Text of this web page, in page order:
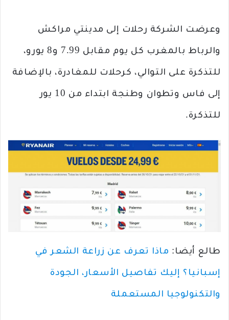
وعرضت الشركة رحلات إلى مدينتي مراكش
والرباط بالمغرب كل يوم مقابل 7.99 و8 يورو،
للتذكرة على التوالي، كرحلات للمغادرة، بالإضافة
إلى فاس وتطوان وطنجة ابتداء من 10 يور
للتذكرة.
طالع أيضا: ماذا تعرف عن زراعة الشعر في
إسبانيا؟ إليك تفاصيل الأسعار، الجودة
والتكنولوجيا المستعملة